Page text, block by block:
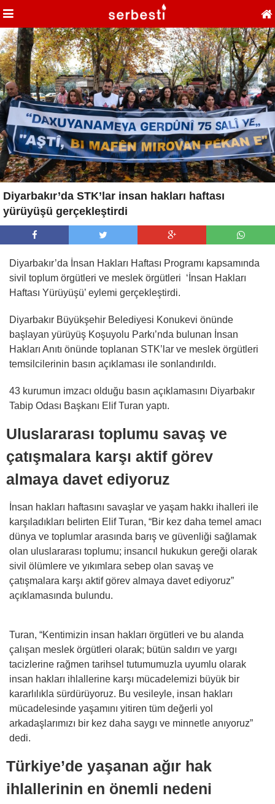
Diyarbakır’da STK’lar insan hakları haftası
yürüyüşü gerçekleştirdi
Diyarbakır’da İnsan Hakları Haftası Programı kapsamında
sivil toplum örgütleri ve meslek örgütleri ‘İnsan Hakları
Haftası Yürüyüşü’ eylemi gerçekleştirdi.
Diyarbakır Büyükşehir Belediyesi Konukevi önünde
başlayan yürüyüş Koşuyolu Parkı’nda bulunan İnsan
Hakları Anıtı önünde toplanan STK’lar ve meslek örgütleri
temsilcilerinin basın açıklaması ile sonlandırıldı.
43 kurumun imzacı olduğu basın açıklamasını Diyarbakır
Tabip Odası Başkanı Elif Turan yaptı.
Uluslararası toplumu savaş ve
çatışmalara karşı aktif görev
almaya davet ediyoruz
İnsan hakları haftasını savaşlar ve yaşam hakkı ihalleri ile
karşıladıkları belirten Elif Turan, “Bir kez daha temel amacı
dünya ve toplumlar arasında barış ve güvenliği sağlamak
olan uluslararası toplumu; insancıl hukukun gereği olarak
sivil ölümlere ve yıkımlara sebep olan savaş ve
çatışmalara karşı aktif görev almaya davet ediyoruz”
açıklamasında bulundu.
Turan, “Kentimizin insan hakları örgütleri ve bu alanda
çalışan meslek örgütleri olarak; bütün saldırı ve yargı
tacizlerine rağmen tarihsel tutumumuzla uyumlu olarak
insan hakları ihlallerine karşı mücadelemizi büyük bir
kararlılıkla sürdürüyoruz. Bu vesileyle, insan hakları
mücadelesinde yaşamını yitiren tüm değerli yol
arkadaşlarımızı bir kez daha saygı ve minnetle anıyoruz”
dedi.
Türkiye’de yaşanan ağır hak
ihlallerinin en önemli nedeni